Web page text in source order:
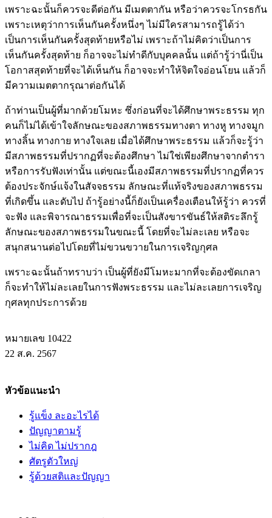
เพราะฉะนั้นก็ควรจะดีต่อกัน มีเมตตากัน หรือว่าควรจะโกรธกัน
เพราะเหตุว่าการเห็นกันครั้งหนึ่งๆ ไม่มีใครสามารถรู้ได้ว่า
เป็นการเห็นกันครั้งสุดท้ายหรือไม่ เพราะถ้าไม่คิดว่าเป็นการ
เห็นกันครั้งสุดท้าย ก็อาจจะไม่ทำดีกับบุคคลนั้น แต่ถ้ารู้ว่านี่เป็น
โอกาสสุดท้ายที่จะได้เห็นกัน ก็อาจจะทำให้จิตใจอ่อนโยน แล้วก็
มีความเมตตากรุณาต่อกันได้
ถ้าท่านเป็นผู้ที่มากด้วยโมหะ ซึ่งก่อนที่จะได้ศึกษาพระธรรม ทุก
คนก็ไม่ได้เข้าใจลักษณะของสภาพธรรมทางตา ทางหู ทางจมูก
ทางลิ้น ทางกาย ทางใจเลย เมื่อได้ศึกษาพระธรรม แล้วก็จะรู้ว่า
มีสภาพธรรมที่ปรากฏที่จะต้องศึกษา ไม่ใช่เพียงศึกษาจากตำรา
หรือการรับฟังเท่านั้น แต่ขณะนี้เองมีสภาพธรรมที่ปรากฏที่ควร
ต้องประจักษ์แจ้งในสัจจธรรม ลักษณะที่แท้จริงของสภาพธรรม
ที่เกิดขึ้น และดับไป ถ้ารู้อย่างนี้ก็ยังเป็นเครื่องเตือนให้รู้ว่า ควรที่
จะฟัง และพิจารณาธรรมเพื่อที่จะเป็นสังขารขันธ์ให้สติระลึกรู้
ลักษณะของสภาพธรรมในขณะนี้ โดยที่จะไม่ละเลย หรือจะ
สนุกสนานต่อไปโดยที่ไม่ขวนขวายในการเจริญกุศล
เพราะฉะนั้นถ้าทราบว่า เป็นผู้ที่ยังมีโมหะมากที่จะต้องขัดเกลา
ก็จะทำให้ไม่ละเลยในการฟังพระธรรม และไม่ละเลยการเจริญ
กุศลทุกประการด้วย
หมายเลข 10422
22 ส.ค. 2567
หัวข้อแนะนำ
รู้แข็ง ละอะไรได้
ปัญญาตามรู้
ไม่คิด ไม่ปรากฎ
ศัตรูตัวใหญ่
รู้ด้วยสติและปัญญา